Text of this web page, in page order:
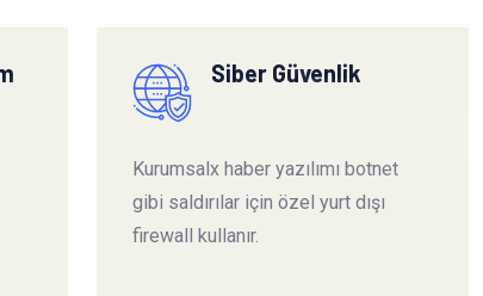
Siber Güvenlik
Kurumsalx haber yazılımı botnet
gibi saldırılar için özel yurt dışı
firewall kullanır.